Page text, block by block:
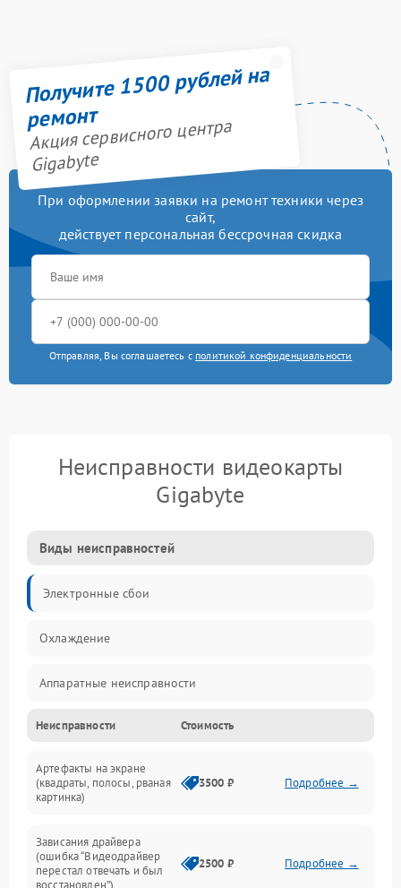
Получите 1500 рублей на
ремонт
Акция сервисного центра
Gigabyte
При оформлении заявки на ремонт техники через
сайт,
действует персональная бессрочная скидка
Отправляя, Вы соглашаетесь с политикой конфиденциальности
Неисправности видеокарты
Gigabyte
Виды неисправностей
Электронные сбои
Охлаждение
Аппаратные неисправности
Перегрев и термопроблемы
Видео
Интерфейсные и коммуникационные проблемы
Неисправности Стоимость
Артефакты на экране
(квадраты, полосы, рваная
картинка)
3500 ₽ Подробнее →
Зависания драйвера
(ошибка “Видеодрайвер
перестал отвечать и был
восстановлен”)
2500 ₽ Подробнее →